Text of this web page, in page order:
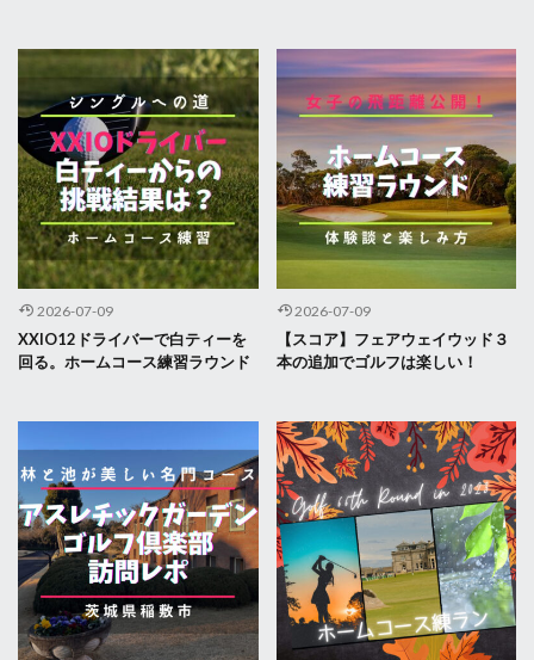
2026-07-09
XXIO12ドライバーで白ティーを
回る。ホームコース練習ラウンド
2026-07-09
【スコア】フェアウェイウッド３
本の追加でゴルフは楽しい！